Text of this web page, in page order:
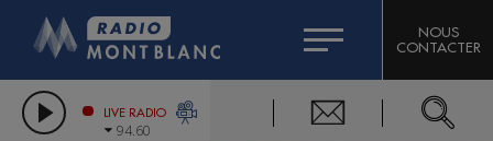
LES CHRONIQUES DE L'EXPERT
CITIZEN MACHINERY
GRAND MASSIF DOMAINES SKIABLES
COMPAGNIE DU MONT-BLANC
NOUS
CONTACTER
LIVE RADIO
94.60